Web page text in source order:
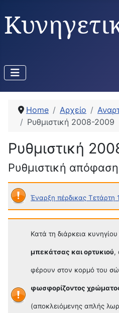
Home Αρχείο
Ρυθμιστική 2008-2009
Ρυθμιστική
Ρυθμιστική
Έναρξη πέρδικας Τετάρτη
Κατά τη διάρκεια κυνηγίου
μπεκάτσας και ορτυκιού,
φέρουν στον κορμό του
φωσφορίζοντος
(αποκλειόμενης απλής